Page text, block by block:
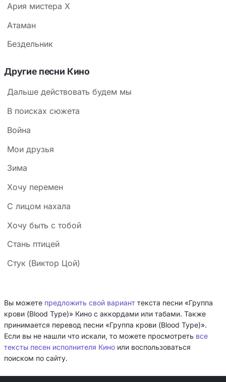
Ария мистера X
Атаман
Бездельник
Другие песни Кино
Дальше действовать будем мы
В поисках сюжета
Война
Мои друзья
Зима
Хочу перемен
С лицом нахала
Хочу быть с тобой
Стань птицей
Стук (Виктор Цой)
Вы можете предложить свой вариант текста песни «Группа
крови (Blood Type)» Кино с аккордами или табами. Также
принимается перевод песни «Группа крови (Blood Type)».
Если вы не нашли что искали, то можете просмотреть все
тексты песен исполнителя Кино или воспользоваться
поиском по сайту.